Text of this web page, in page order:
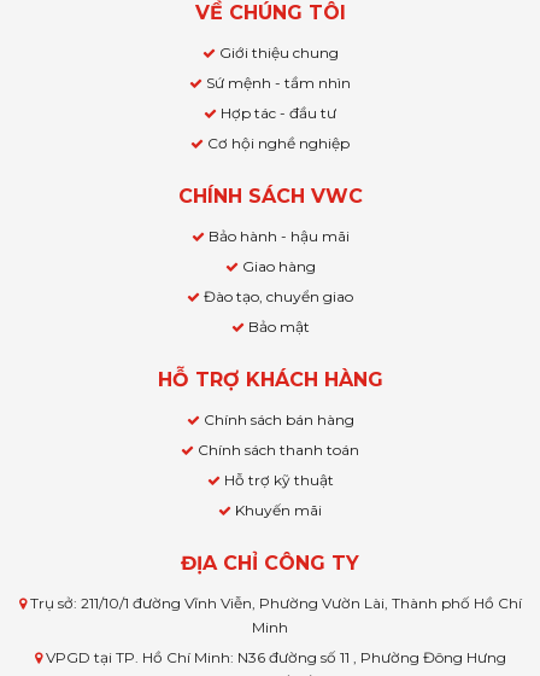
VỀ CHÚNG TÔI
Giới thiệu chung
Sứ mệnh - tầm nhìn
Hợp tác - đầu tư
Cơ hội nghề nghiệp
CHÍNH SÁCH VWC
Bảo hành - hậu mãi
Giao hàng
Đào tạo, chuyển giao
Bảo mật
HỖ TRỢ KHÁCH HÀNG
Chính sách bán hàng
Chính sách thanh toán
Hỗ trợ kỹ thuật
Khuyến mãi
ĐỊA CHỈ CÔNG TY
Trụ sở: 211/10/1 đường Vĩnh Viễn, Phường Vườn Lài, Thành phố Hồ Chí
Minh
VPGD tại TP. Hồ Chí Minh: N36 đường số 11 , Phường Đông Hưng